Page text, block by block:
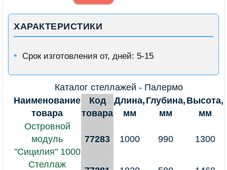
Каталог стеллажей - Палермо
Наименование
товара
Код
товара
Длина,
мм
Глубина,
мм
Высота,
мм
Островной
модуль
"Сицилия" 1000
77283 1000 990 1300
Стеллаж
ХАРАКТЕРИСТИКИ
Срок изготовления от, дней: 5-15